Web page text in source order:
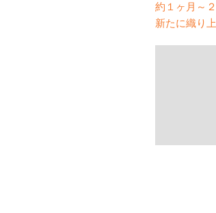
約１ヶ月～
新たに織り